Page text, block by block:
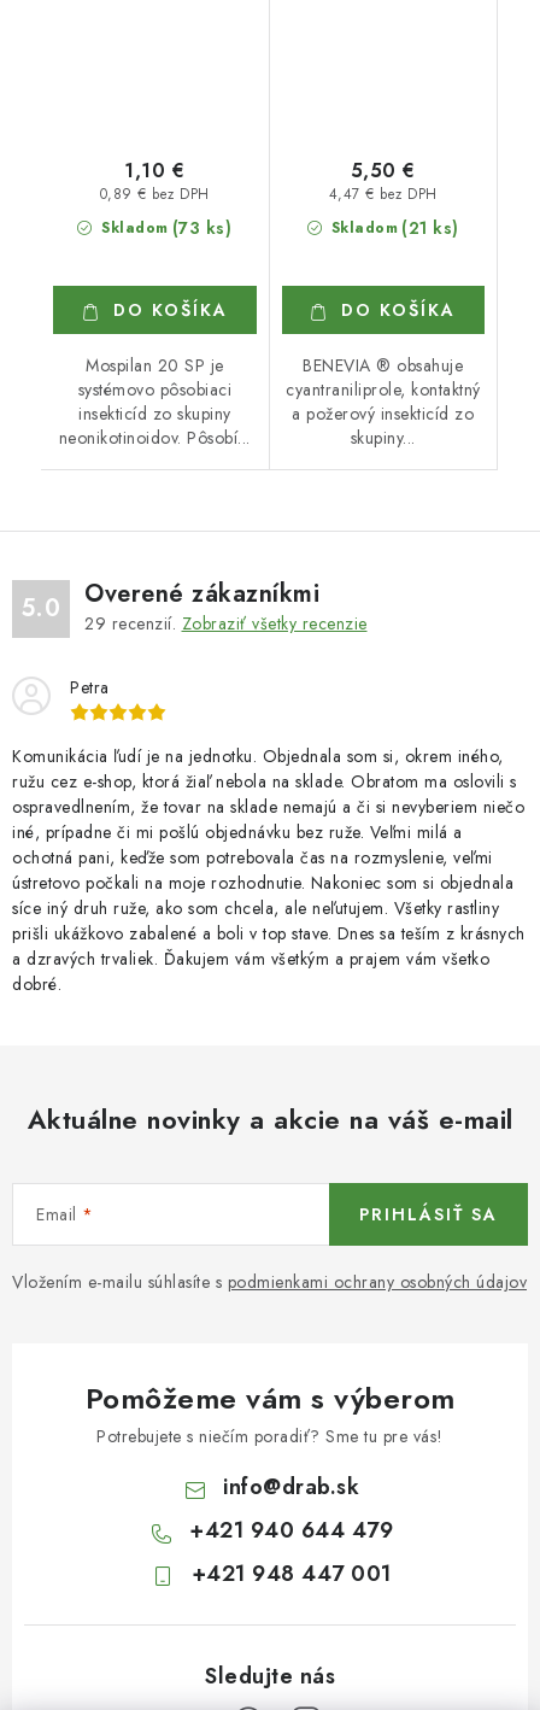
Skladom (73 ks)
0,89 € bez DPH
1,10 €
DO KOŠÍKA
Mospilan 20 SP je
systémovo pôsobiaci
insekticíd zo skupiny
neonikotinoidov. Pôsobí...
Skladom (21 ks)
4,47 € bez DPH
5,50 €
DO KOŠÍKA
BENEVIA ® obsahuje
cyantraniliprole, kontaktný
a požerový insekticíd zo
skupiny...
5.0 Overené zákazníkmi
29 recenzií. Zobraziť všetky recenzie
Petra
Komunikácia ľudí je na jednotku. Objednala som si, okrem iného,
ružu cez e-shop, ktorá žiaľ nebola na sklade. Obratom ma oslovili s
ospravedlnením, že tovar na sklade nemajú a či si nevyberiem niečo
iné, prípadne či mi pošlú objednávku bez ruže. Veľmi milá a
ochotná pani, keďže som potrebovala čas na rozmyslenie, veľmi
ústretovo počkali na moje rozhodnutie. Nakoniec som si objednala
síce iný druh ruže, ako som chcela, ale neľutujem. Všetky rastliny
prišli ukážkovo zabalené a boli v top stave. Dnes sa teším z krásnych
a dzravých trvaliek. Ďakujem vám všetkým a prajem vám všetko
dobré.
Aktuálne novinky a akcie na váš e-mail
Email
Vložením e-mailu súhlasíte s podmienkami ochrany osobných údajov
PRIHLÁSIŤ SA
Pomôžeme vám s výberom
Potrebujete s niečím poradiť? Sme tu pre vás!
info@drab.sk
+421 940 644 479
+421 948 447 001